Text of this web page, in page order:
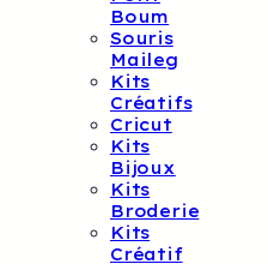
Boum
Souris
Maileg
Kits
Créatifs
Cricut
Kits
Bijoux
Kits
Broderie
Kits
Créatif